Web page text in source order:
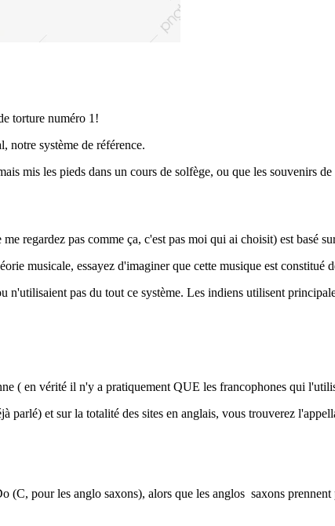
torture numéro 1!
notre système de référence.
mis les pieds dans un cours de solfège, ou que les souvenirs
regardez pas comme ça, c'est pas moi qui ai choisit) est basé
musicale, essayez d'imaginer que cette musique est constitué
n'utilisaient pas du tout ce système. Les indiens utilisent
( en vérité il n'y a pratiquement QUE les francophones qui
et sur la totalité des sites en anglais, vous trouverez
(C, pour les anglo saxons), alors que les anglos saxons